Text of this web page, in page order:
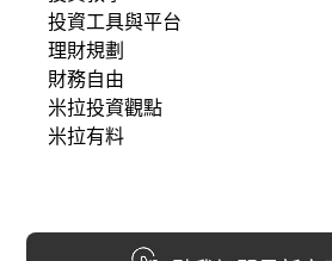
投資工具與平台
理財規劃
財務自由
米拉投資觀點
米拉有料